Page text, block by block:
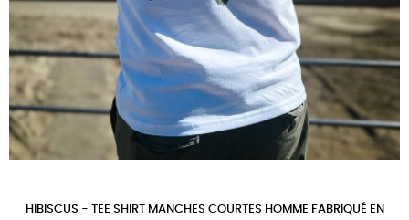
HIBISCUS - TEE SHIRT MANCHES COURTES HOMME FABRIQUÉ EN